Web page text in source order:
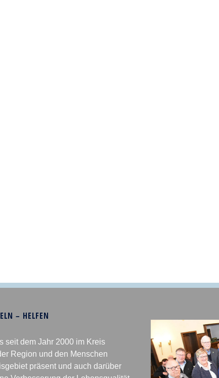
– HELFEN
seit dem Jahr 2000 im Kreis
Region und den Menschen
präsent und auch darüber